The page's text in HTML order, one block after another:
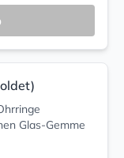
Glas-Gemme